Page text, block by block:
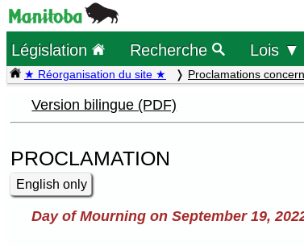
Législation Recherche Lois ▼
★ Réorganisation du site ★ Proclamations
Version bilingue (PDF)
PROCLAMATION
English only
Day of Mourning on September 19,